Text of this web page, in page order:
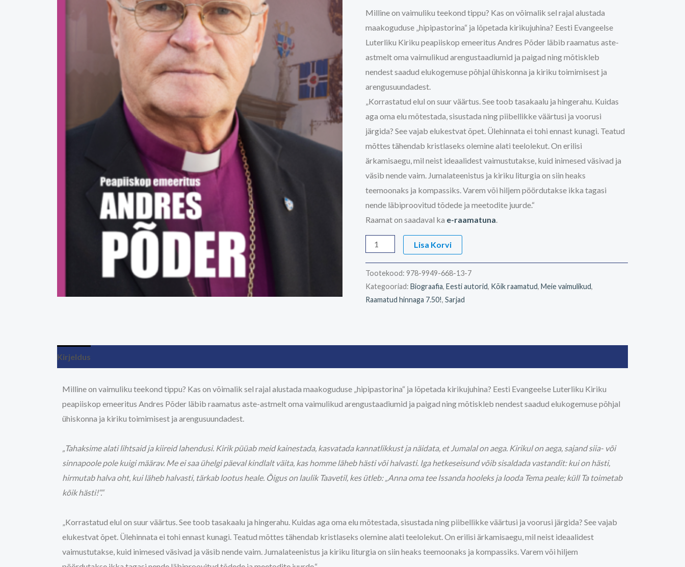
Milline on vaimuliku teekond tippu? Kas on võimalik sel rajal alustada
maakoguduse „hipipastorina“ ja lõpetada kirikujuhina? Eesti Evangeelse
Luterliku Kiriku peapiiskop emeeritus Andres Põder läbib raamatus aste-
astmelt oma vaimulikud arengu­staadiumid ja paigad ning mõtiskleb
nendest saadud elukogemuse põhjal ühiskonna ja kiriku toimimisest ja
arengusuundadest.
„Korrastatud elul on suur väärtus. See toob tasakaalu ja hingerahu. Kuidas
aga oma elu mõtestada, sisustada ning piibellikke väärtusi ja voorusi
järgida? See vajab elukestvat õpet. Ülehinnata ei tohi ennast kunagi. Teatud
mõttes tähendab kristlaseks olemine alati teelolekut. On erilisi
ärkamisaegu, mil neist ideaalidest vaimustutakse, kuid inimesed väsivad ja
väsib nende vaim. Jumalateenistus ja kiriku liturgia on siin heaks
teemoonaks ja kompassiks. Varem või hiljem pöördutakse ikka tagasi
nende läbi­proovitud tõdede ja meetodite juurde.“
Raamat on saadaval ka e-raamatuna
Lisa Korvi
Tootekood: 978-9949-668-13-7
Kategooriad: Biograafia, Eesti autorid, Kõik raamatud, Meie vaimulikud,
Raamatud hinnaga 7.50!, Sarjad
Kirjeldus
Milline on vaimuliku teekond tippu? Kas on võimalik sel rajal alustada maakoguduse „hipipastorina“ ja lõpetada kirikujuhina? Eesti Evangeelse Luterliku Kiriku
peapiiskop emeeritus Andres Põder läbib raamatus aste-astmelt oma vaimulikud arengu­staadiumid ja paigad ning mõtiskleb nendest saadud elukogemuse põhjal
ühiskonna ja kiriku toimimisest ja arengusuundadest.
„Tahaksime alati lihtsaid ja kiireid lahendusi. Kirik püüab meid kainestada, kasvatada kannatlikkust ja näidata, et Jumalal on aega. Kirikul on aega, sajand siia- või
sinnapoole pole kuigi määrav. Me ei saa ühelgi päeval kindlalt väita, kas homme läheb hästi või halvasti. Iga hetkeseisund võib sisaldada vastandit: kui on hästi,
hirmutab halva oht, kui läheb halvasti, tärkab lootus heale. Õigus on laulik Taavetil, kes ütleb: „Anna oma tee Issanda hooleks ja looda Tema peale; küll Ta toimetab
kõik hästi!“.“
„Korrastatud elul on suur väärtus. See toob tasakaalu ja hingerahu. Kuidas aga oma elu mõtestada, sisustada ning piibellikke väärtusi ja voorusi järgida? See vajab
elukestvat õpet. Ülehinnata ei tohi ennast kunagi. Teatud mõttes tähendab kristlaseks olemine alati teelolekut. On erilisi ärkamisaegu, mil neist ideaalidest
vaimustutakse, kuid inimesed väsivad ja väsib nende vaim. Jumalateenistus ja kiriku liturgia on siin heaks teemoonaks ja kompassiks. Varem või hiljem